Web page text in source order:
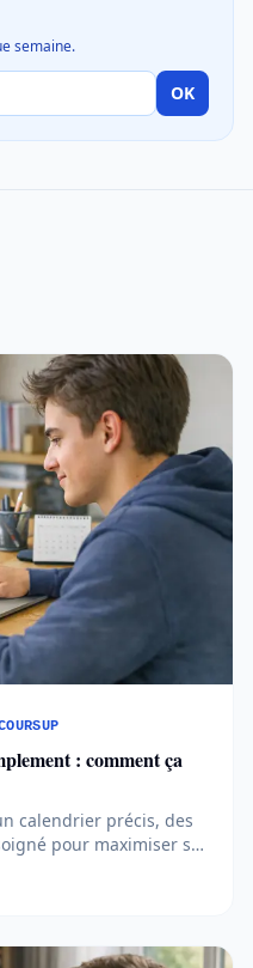
semaine.
OK
: comment ça
calendrier précis, des
pour maximiser ses
les règles et
l’orientation